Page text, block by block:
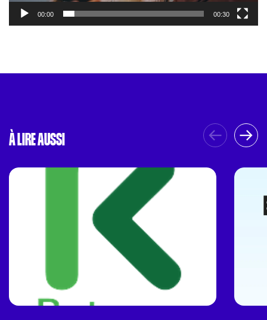
00:00 00:30
À LIRE AUSSI